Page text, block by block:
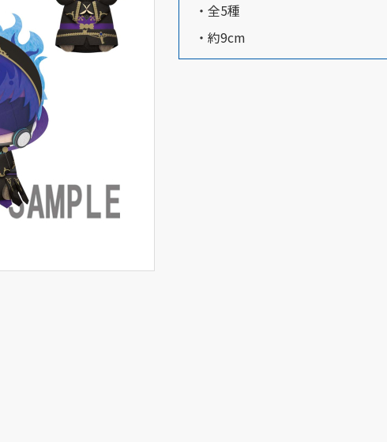
・全5種
・約9cm